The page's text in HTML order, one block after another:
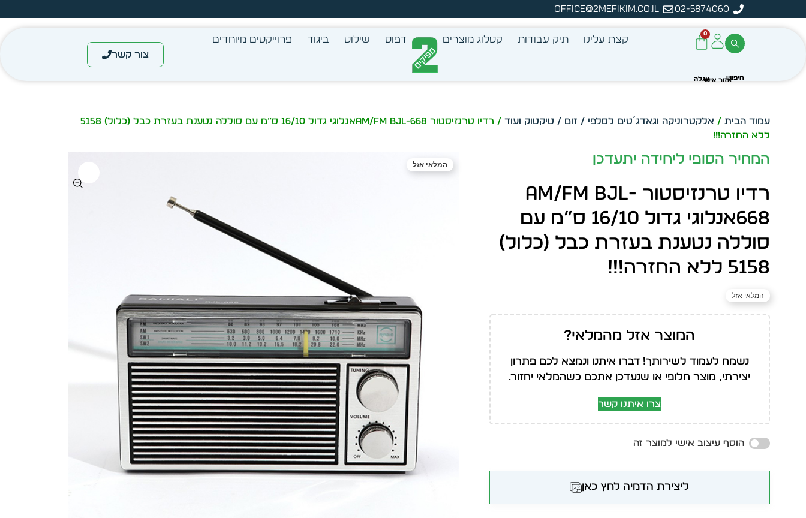
02-5874060
office@2mefikim.co.il
הזמן מיידית מתוך מלאי קיים
עצב בעצמך - הכן הדמייה לכל פריט בקלות
0
קצת עלינו תיק עבודות קטלוג מוצרים דפוס שילוט ביגוד פרוייקטים מיוחדים
צור קשר
עמוד הבית / אלקטרוניקה וגאדג´טים לסלפי / זום / טיקטוק ועוד
/ רדיו טרנזיסטור AM/FM BJL-668אנלוגי גדול 16/10 ס”מ עם סוללה נטענת בעזרת כבל (כלול) 5158
ללא החזרה!!!
רדיו טרנזיסטור AM/FM BJL-
668אנלוגי גדול 16/10 ס”מ עם
סוללה נטענת בעזרת כבל (כלול)
5158 ללא החזרה!!!
המלאי אזל
המוצר אזל מהמלאי?
נשמח לעמוד לשירותך! דברו איתנו ונמצא לכם פתרון
יצירתי, מוצר חלופי או שנעדכן אתכם כשהמלאי יחזור.
צרו איתנו קשר
הוסף עיצוב אישי למוצר זה
ליצירת הדמיה לחץ כאן
המחיר הסופי ליחידה יתעדכן המלאי אזל